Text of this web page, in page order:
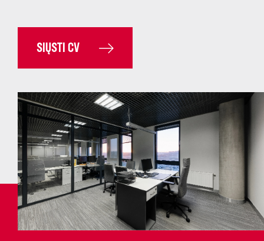
SIŲSTI CV